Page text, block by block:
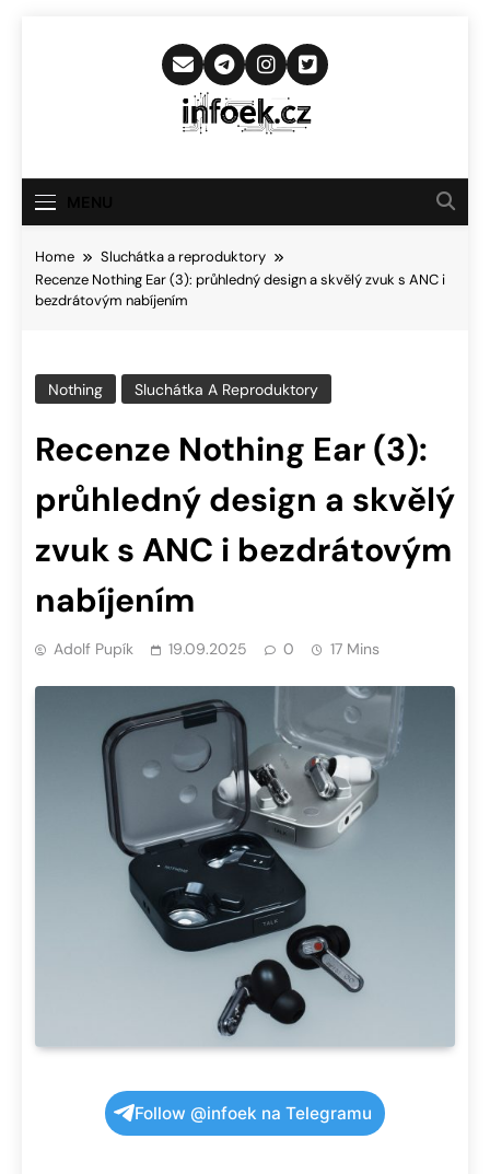
Infoek.cz
Novinkám
Home
Sluchátka a reproduktory
Recenze Nothing Ear (3): průhledný design a skvělý zvuk s ANC i
bezdrátovým nabíjením
Nothing Sluchátka A Reproduktory
Recenze Nothing Ear (3):
průhledný design a skvělý
zvuk s ANC i bezdrátovým
nabíjením
Adolf Pupík 19.09.2025 0 17 Mins
Follow @infoek na Telegramu